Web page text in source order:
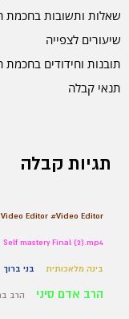
שאלות ותשובות בחכמת
שיעורים לצפייה
תובנות וחידודים
תנאי קבלה
תגיות קבלה
Editor #Video Editor
Self mastery Final (2).mp4
בינה מלאכותית בני ברוך
הרב אדם סיני הרב